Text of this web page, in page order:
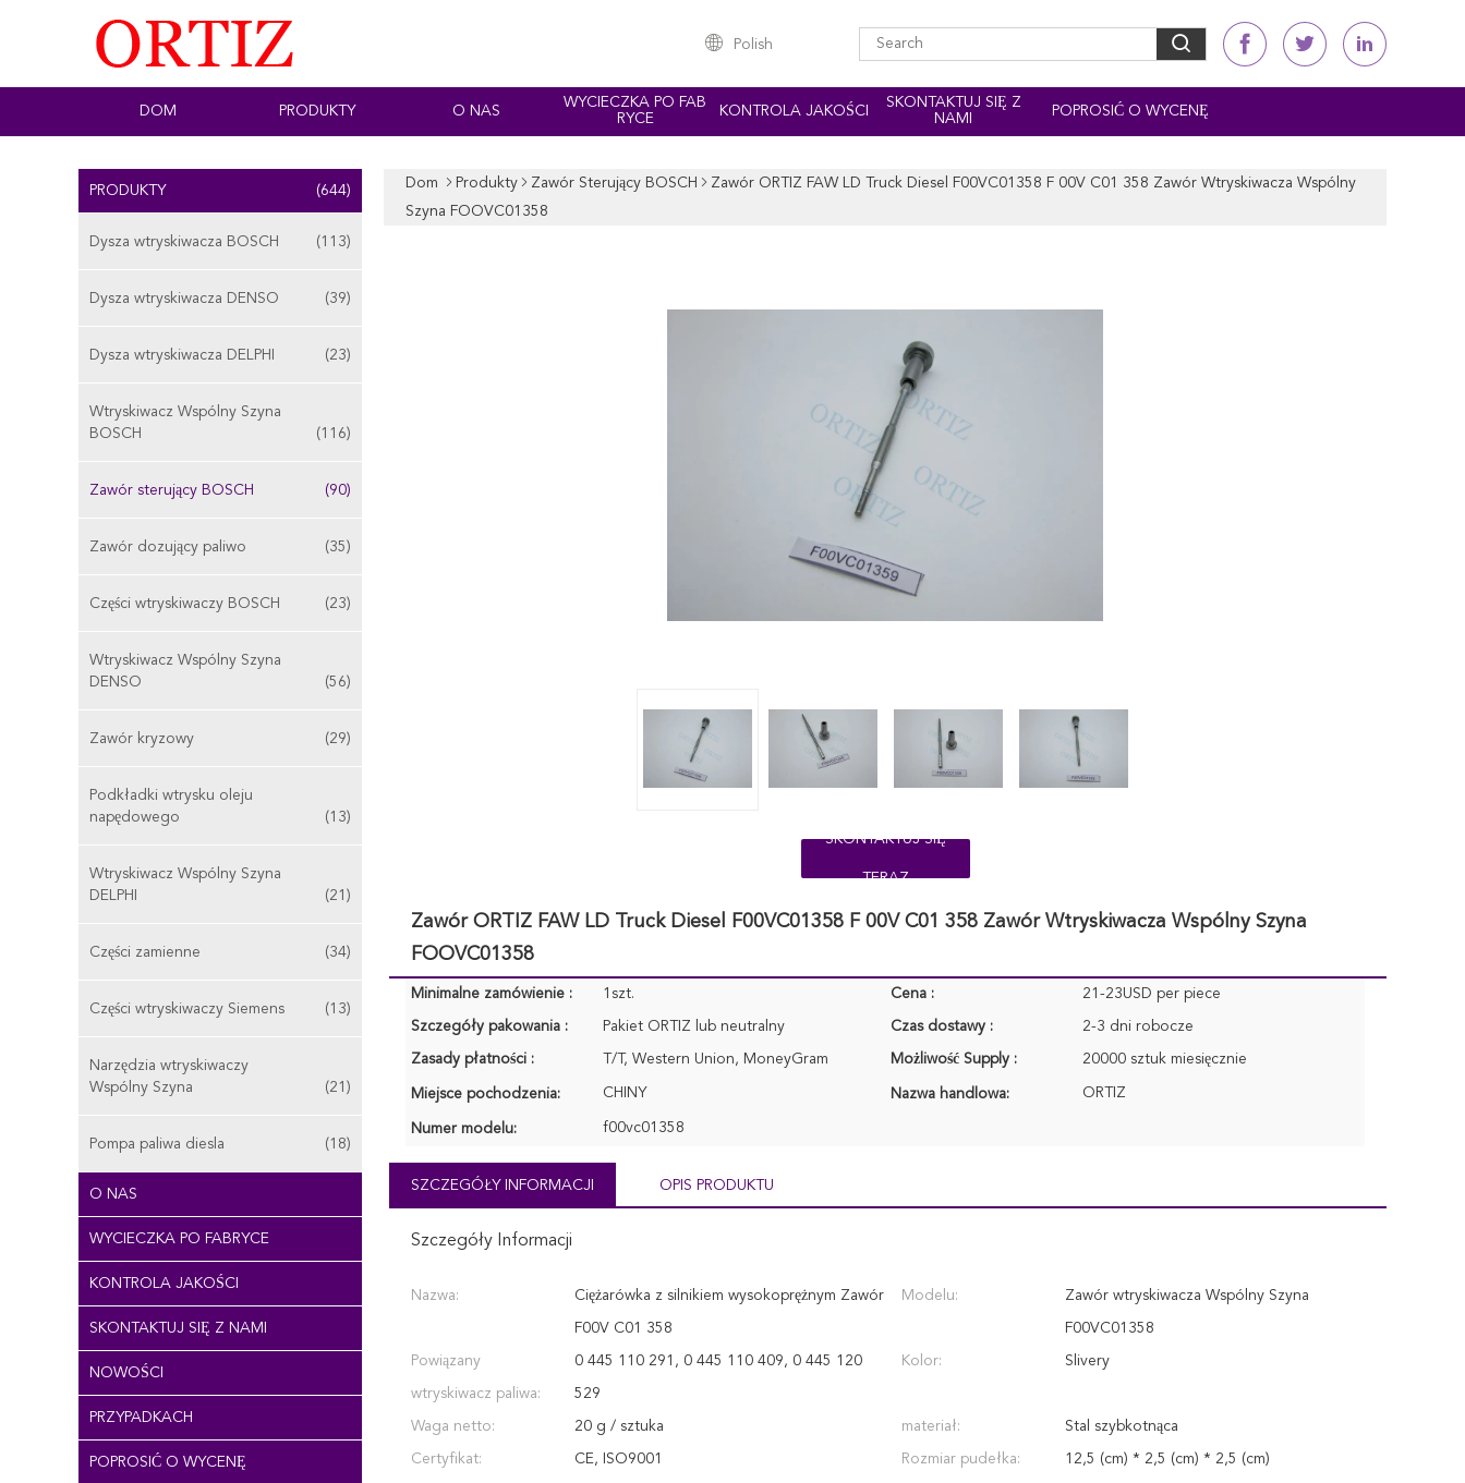
Polish
DOM PRODUKTY O NAS
WYCIECZKA PO FAB
RYCE
KONTROLA JAKOŚCI
SKONTAKTUJ SIĘ Z
NAMI
POPROSIĆ O WYCENĘ
PRODUKTY (644)
Dysza wtryskiwacza BOSCH (113)
Dysza wtryskiwacza DENSO (39)
Dysza wtryskiwacza DELPHI (23)
Wtryskiwacz Wspólny Szyna
BOSCH
(116)
Zawór sterujący BOSCH (90)
Zawór dozujący paliwo (35)
Części wtryskiwaczy BOSCH (23)
Wtryskiwacz Wspólny Szyna
DENSO
(56)
Zawór kryzowy (29)
Podkładki wtrysku oleju
napędowego
(13)
Wtryskiwacz Wspólny Szyna
DELPHI
(21)
Części zamienne (34)
Części wtryskiwaczy Siemens (13)
Narzędzia wtryskiwaczy
Wspólny Szyna
(21)
Pompa paliwa diesla (18)
O NAS
WYCIECZKA PO FABRYCE
KONTROLA JAKOŚCI
SKONTAKTUJ SIĘ Z NAMI
NOWOŚCI
PRZYPADKACH
POPROSIĆ O WYCENĘ
Dom Produkty Zawór Sterujący BOSCH
Zawór ORTIZ FAW LD Truck Diesel F00VC01358 F 00V C01 358 Zawór Wtryskiwacza Wspólny
Szyna FOOVC01358
SKONTAKTUJ SIĘ
TERAZ
Zawór ORTIZ FAW LD Truck Diesel F00VC01358 F 00V C01 358 Zawór Wtryskiwacza Wspólny Szyna
FOOVC01358
Minimalne zamówienie : 1szt. Cena : 21-23USD per piece
Szczegóły pakowania : Pakiet ORTIZ lub neutralny Czas dostawy : 2-3 dni robocze
Zasady płatności : T/T, Western Union, MoneyGram Możliwość Supply : 20000 sztuk miesięcznie
Miejsce pochodzenia: CHINY Nazwa handlowa: ORTIZ
Numer modelu: f00vc01358
SZCZEGÓŁY INFORMACJI OPIS PRODUKTU
Szczegóły Informacji
Nazwa: Ciężarówka z silnikiem wysokoprężnym Zawór
F00V C01 358
Modelu: Zawór wtryskiwacza Wspólny Szyna
F00VC01358
Powiązany
wtryskiwacz paliwa:
0 445 110 291, 0 445 110 409, 0 445 120
529
Kolor: Slivery
Waga netto: 20 g / sztuka materiał: Stal szybkotnąca
Certyfikat: CE, ISO9001 Rozmiar pudełka: 12,5 (cm) * 2,5 (cm) * 2,5 (cm)